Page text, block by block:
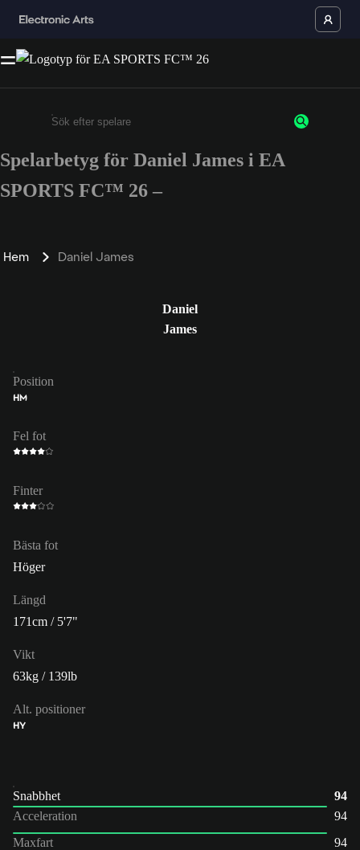
Ange minst 3 tecken eller siffror
Spelarbetyg för Daniel James i EA
SPORTS FC™ 26 –
Hem Daniel James
Daniel
James
Position
HM
Fel fot
Finter
Bästa fot
Höger
Längd
171cm / 5'7"
Vikt
63kg / 139lb
Alt. positioner
HY
Snabbhet
94
Acceleration
94
Maxfart
94